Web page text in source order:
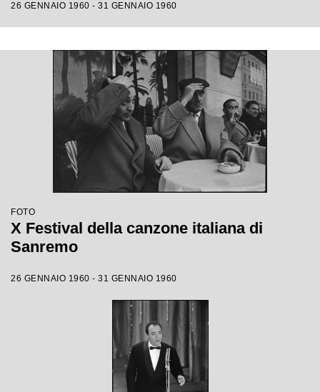
26 GENNAIO 1960 - 31 GENNAIO 1960
FOTO
X Festival della canzone italiana di
Sanremo
26 GENNAIO 1960 - 31 GENNAIO 1960